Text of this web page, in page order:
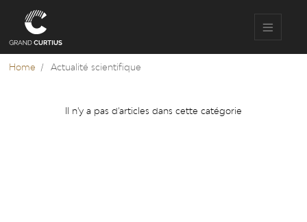
content
Home
Actualité scientifique
Il n'y a pas d'articles dans cette catégorie